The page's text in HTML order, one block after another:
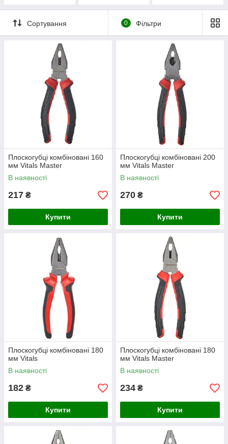
Сортування 0 Фільтри
Плоскогубці комбіновані 160
мм Vitals Master
В наявності
217 ₴
Купити
Плоскогубці комбіновані 200
мм Vitals Master
В наявності
270 ₴
Купити
Плоскогубці комбіновані 180
мм Vitals
В наявності
182 ₴
Купити
Плоскогубці комбіновані 180
мм Vitals Master
В наявності
234 ₴
Купити